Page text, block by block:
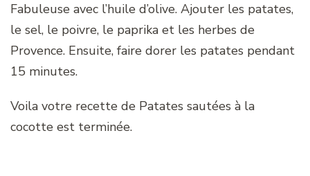
Fabuleuse avec l’huile d’olive. Ajouter les patates,
le sel, le poivre, le paprika et les herbes de
Provence. Ensuite, faire dorer les patates pendant
15 minutes.
Voila votre recette de Patates sautées à la
cocotte est terminée.